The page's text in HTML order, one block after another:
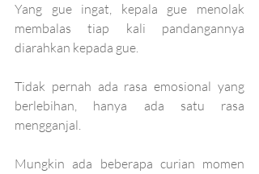
Yang gue ingat, kepala gue menolak
membalas tiap kali pandangannya
diarahkan kepada gue.
Tidak pernah ada rasa emosional yang
berlebihan, hanya ada satu rasa
mengganjal.
Mungkin ada beberapa curian momen